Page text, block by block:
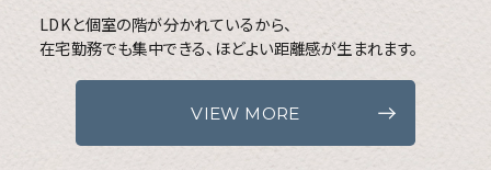
LDKと個室の階が分かれているから、
在宅勤務でも集中できる、ほどよい距離感が生まれます。
VIEW MORE